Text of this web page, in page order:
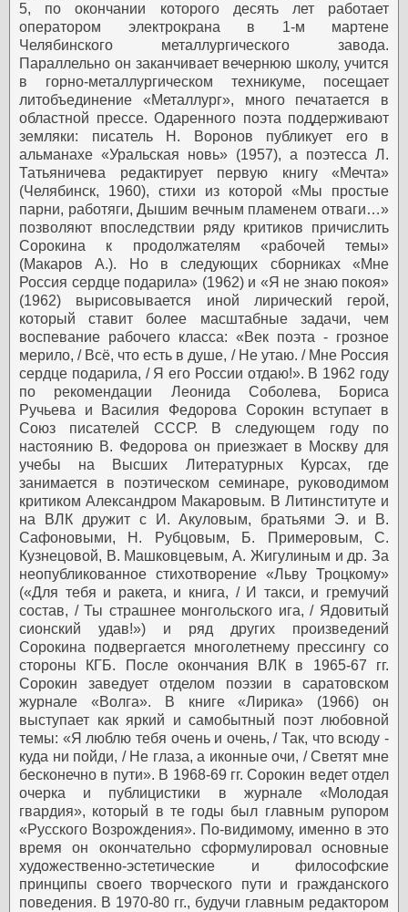
5, по окончании которого десять лет работает
оператором электрокрана в 1-м мартене
Челябинского металлургического завода.
Параллельно он заканчивает вечернюю школу, учится
в горно-металлургическом техникуме, посещает
литобъединение «Металлург», много печатается в
областной прессе. Одаренного поэта поддерживают
земляки: писатель Н. Воронов публикует его в
альманахе «Уральская новь» (1957), а поэтесса Л.
Татьяничева редактирует первую книгу «Мечта»
(Челябинск, 1960), стихи из которой «Мы простые
парни, работяги, Дышим вечным пламенем отваги…»
позволяют впоследствии ряду критиков причислить
Сорокина к продолжателям «рабочей темы»
(Макаров А.). Но в следующих сборниках «Мне
Россия сердце подарила» (1962) и «Я не знаю покоя»
(1962) вырисовывается иной лирический герой,
который ставит более масштабные задачи, чем
воспевание рабочего класса: «Век поэта - грозное
мерило, / Всё, что есть в душе, / Не утаю. / Мне Россия
сердце подарила, / Я его России отдаю!». В 1962 году
по рекомендации Леонида Соболева, Бориса
Ручьева и Василия Федорова Сорокин вступает в
Союз писателей СССР. В следующем году по
настоянию В. Федорова он приезжает в Москву для
учебы на Высших Литературных Курсах, где
занимается в поэтическом семинаре, руководимом
критиком Александром Макаровым. В Литинституте и
на ВЛК дружит с И. Акуловым, братьями Э. и В.
Сафоновыми, Н. Рубцовым, Б. Примеровым, С.
Кузнецовой, В. Машковцевым, А. Жигулиным и др. За
неопубликованное стихотворение «Льву Троцкому»
(«Для тебя и ракета, и книга, / И такси, и гремучий
состав, / Ты страшнее монгольского ига, / Ядовитый
сионский удав!») и ряд других произведений
Сорокина подвергается многолетнему прессингу со
стороны КГБ. После окончания ВЛК в 1965-67 гг.
Сорокин заведует отделом поэзии в саратовском
журнале «Волга». В книге «Лирика» (1966) он
выступает как яркий и самобытный поэт любовной
темы: «Я люблю тебя очень и очень, / Так, что всюду -
куда ни пойди, / Не глаза, а иконные очи, / Светят мне
бесконечно в пути». В 1968-69 гг. Сорокин ведет отдел
очерка и публицистики в журнале «Молодая
гвардия», который в те годы был главным рупором
«Русского Возрождения». По-видимому, именно в это
время он окончательно сформулировал основные
художественно-эстетические и философские
принципы своего творческого пути и гражданского
поведения. В 1970-80 гг., будучи главным редактором